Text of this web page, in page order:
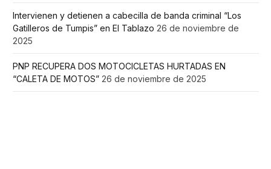
Intervienen y detienen a cabecilla de banda criminal “Los
Gatilleros de Tumpis” en El Tablazo 26 de noviembre de
2025
PNP RECUPERA DOS MOTOCICLETAS HURTADAS EN
“CALETA DE MOTOS” 26 de noviembre de 2025